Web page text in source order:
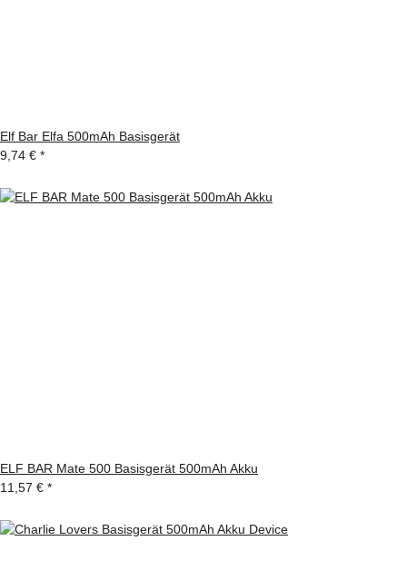
Elf Bar Elfa 500mAh Basisgerät
9,74 € *
ELF BAR Mate 500 Basisgerät 500mAh Akku
11,57 € *